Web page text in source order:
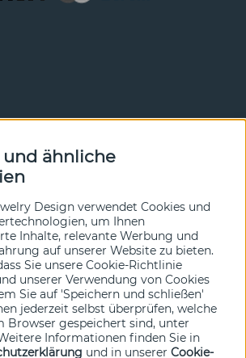
erfahren Sie vor allen anderen
Ja bitte!
und ähnliche
Design verwendet Cookies und
um Ihnen
Inhalte, relevante Werbung und
auf unserer Website zu bieten.
Sie unsere Cookie-Richtlinie
unserer Verwendung von Cookies
Sie auf 'Speichern und schließen'
jederzeit selbst überprüfen, welche
Browser gespeichert sind, unter
Informationen finden Sie in
und in unserer Cookie-